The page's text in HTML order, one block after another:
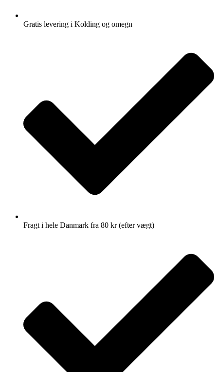
Gratis levering i Kolding og omegn
Fragt i hele Danmark fra 80 kr (efter vægt)